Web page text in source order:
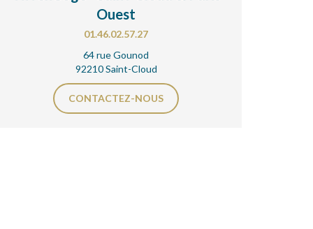
Ouest
01.46.02.57.27
64 rue Gounod
92210 Saint-Cloud
CONTACTEZ-NOUS